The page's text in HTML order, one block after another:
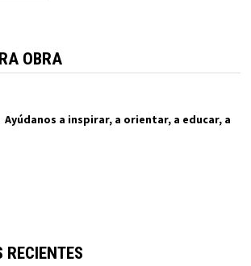
OBRA
Ayúdanos a inspirar, a orientar, a educar, a
RECIENTES